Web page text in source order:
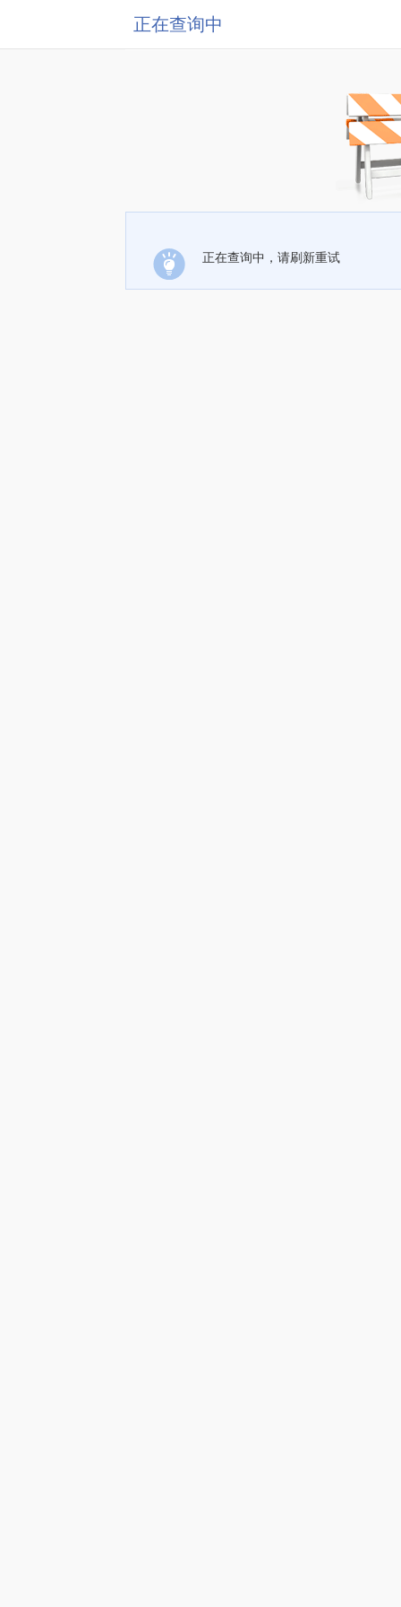
正在查询中
正在查询中，请刷新重试